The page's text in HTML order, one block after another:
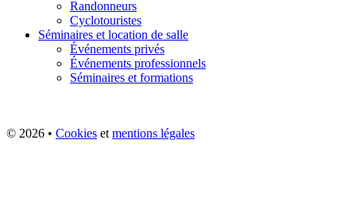
Randonneurs
Cyclotouristes
Séminaires et location de salle
Événements privés
Événements professionnels
Séminaires et formations
© 2026 • Cookies et mentions légales